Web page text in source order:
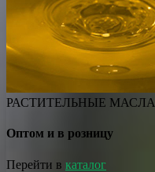
РАСТИТЕЛЬНЫЕ МАСЛА
Оптом и в розницу
Перейти в каталог